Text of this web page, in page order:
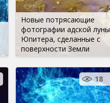
Новые потрясающие
фотографии адской луны
Юпитера, сделанные с
поверхности Земли
18